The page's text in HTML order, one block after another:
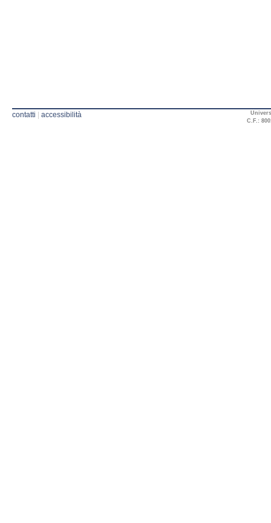
contatti | accessibilità
C.F.: